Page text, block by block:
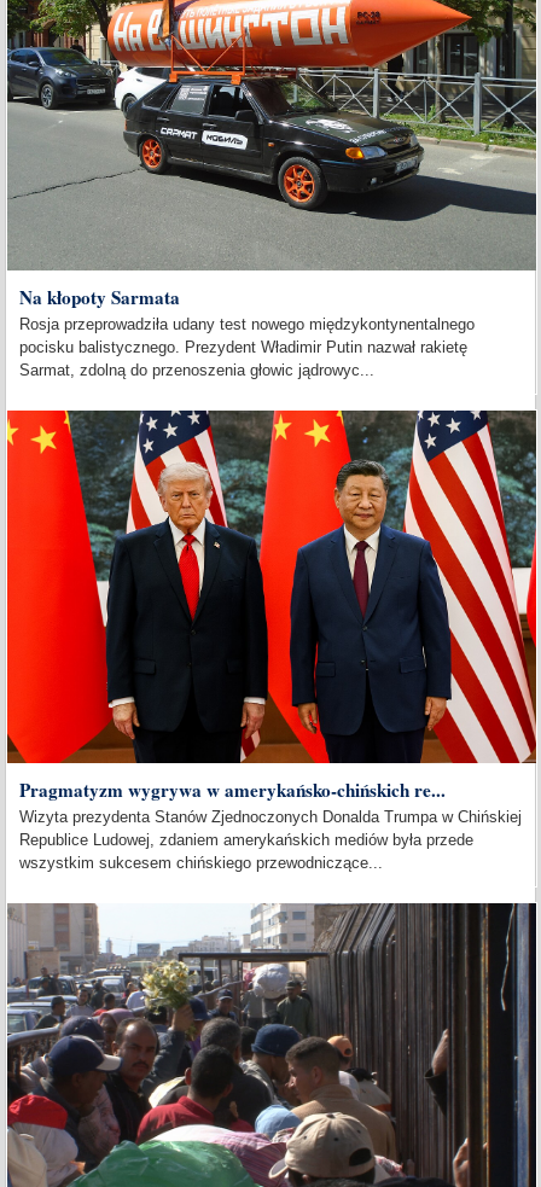
Na kłopoty Sarmata
Rosja przeprowadziła udany test nowego międzykontynentalnego
pocisku balistycznego. Prezydent Władimir Putin nazwał rakietę
Sarmat, zdolną do przenoszenia głowic jądrowyc...
Pragmatyzm wygrywa w amerykańsko-chińskich re...
Wizyta prezydenta Stanów Zjednoczonych Donalda Trumpa w Chińskiej
Republice Ludowej, zdaniem amerykańskich mediów była przede
wszystkim sukcesem chińskiego przewodniczące...